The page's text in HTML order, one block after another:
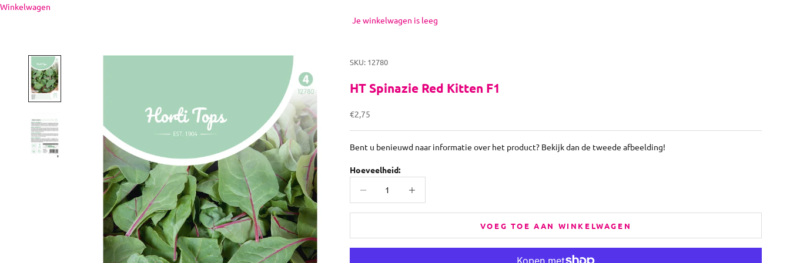
Naar inhoud
Winkelwagen
Je winkelwagen is leeg
SKU: 12780
HT Spinazie Red Kitten F1
Aanbiedingsprijs
€2,75
Bent u benieuwd naar informatie over het product? Bekijk dan de tweede afbeelding!
Hoeveelheid:
VOEG TOE AAN WINKELWAGEN